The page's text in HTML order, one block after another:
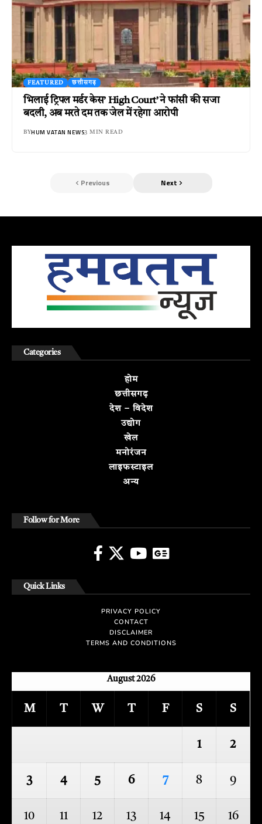
FEATURED छत्तीसगढ़
भिलाई ट्रिपल मर्डर केस’ High Court’ ने फांसी की सजा
बदली, अब मरते दम तक जेल में रहेगा आरोपी
BYHUM VATAN NEWS3 MIN READ
Previous Next
Categories
होम
छत्तीसगढ़
देश – विदेश
उद्योग
खेल
मनोरंजन
लाइफस्टाइल
अन्य
Follow for More
Quick Links
PRIVACY POLICY
CONTACT
DISCLAIMER
TERMS AND CONDITIONS
August 2026
M T W T F S S
1 2
3 4 5 6 7 8 9
10 11 12 13 14 15 16